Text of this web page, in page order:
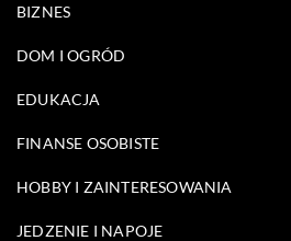
BIZNES
DOM I OGRÓD
EDUKACJA
FINANSE OSOBISTE
HOBBY I ZAINTERESOWANIA
JEDZENIE I NAPOJE